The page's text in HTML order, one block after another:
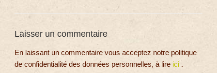
Laisser un commentaire
En laissant un commentaire vous acceptez notre politique
de confidentialité des données personnelles, à lire ici .